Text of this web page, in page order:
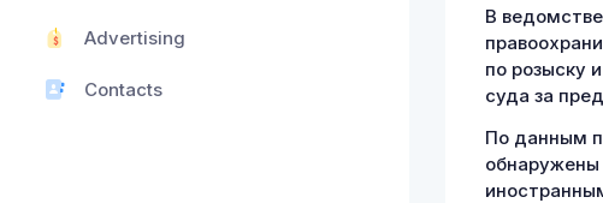
Advertising
Contacts
В
по розыску
суда за
По данным
обнаружены